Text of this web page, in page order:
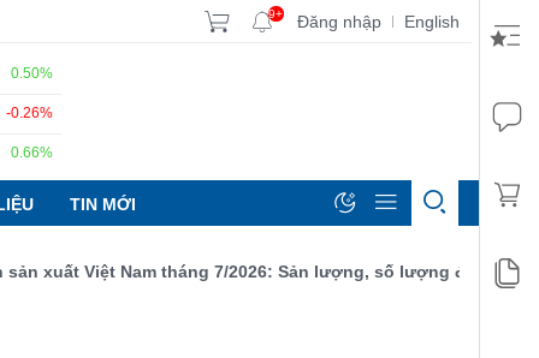
9+ Đăng nhập | English
0.50%
-0.26%
0.66%
TIN MỚI
Việt Nam tháng 7/2026: Sản lượng, số lượng đơn đặt hàng